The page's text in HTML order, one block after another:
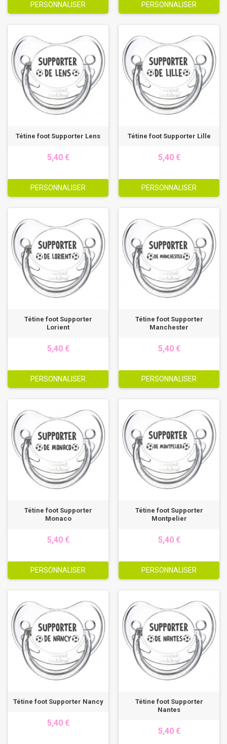
PERSONNALISER PERSONNALISER
Tétine foot Supporter Lens
5,40 €
PERSONNALISER
Tétine foot Supporter Lille
5,40 €
PERSONNALISER
Tétine foot Supporter
Lorient
5,40 €
PERSONNALISER
Tétine foot Supporter
Manchester
5,40 €
PERSONNALISER
Tétine foot Supporter
Monaco
5,40 €
PERSONNALISER
Tétine foot Supporter
Montpelier
5,40 €
PERSONNALISER
Tétine foot Supporter Nancy
5,40 €
Tétine foot Supporter
Nantes
5,40 €